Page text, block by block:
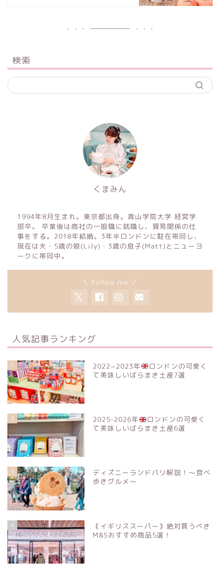
検索
くまみん
1994年8月生まれ。東京都出身。青山学院大学 経営学
部卒。 卒業後は商社の一般職に就職し、貿易関係の仕
事をする。2018年結婚。3年半ロンドンに駐在帯同し、
現在は夫・5歳の娘(Lily)・3歳の息子(Matt)とニューヨ
ークに帯同中。
＼ Follow me ／
人気記事ランキング
1 2022−2023年
ロンドンの可愛く
て美味しいばらまき土産7選
2 2025-2026年
ロンドンの可愛く
て美味しいばらまき土産6選
3
ディズニーランドパリ解説！〜食べ
歩きグルメ〜
4
｟イギリススーパー｠絶対買うべき
M&Sおすすめ商品5選！